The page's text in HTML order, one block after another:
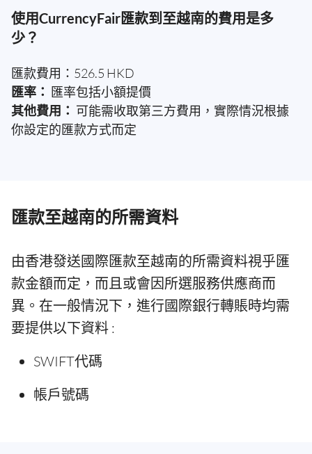
使用CurrencyFair匯款到至越南的費用是多
少？
匯款費用：526.5 HKD
匯率： 匯率包括小額提價
其他費用： 可能需收取第三方費用，實際情況根據
你設定的匯款方式而定
匯款至越南的所需資料
由香港發送國際匯款至越南的所需資料視乎匯
款金額而定，而且或會因所選服務供應商而
異。在一般情況下，進行國際銀行轉賬時均需
要提供以下資料 :
SWIFT代碼
帳戶號碼